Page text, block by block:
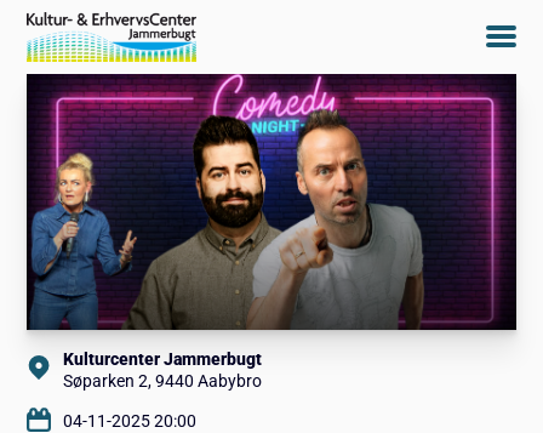
Kulturcenter Jammerbugt
Søparken 2, 9440 Aabybro
04-11-2025 20:00